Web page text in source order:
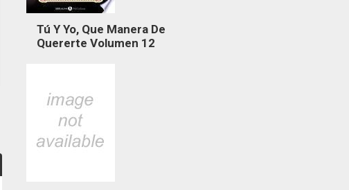
Tú Y Yo, Que Manera De
Quererte Volumen 12